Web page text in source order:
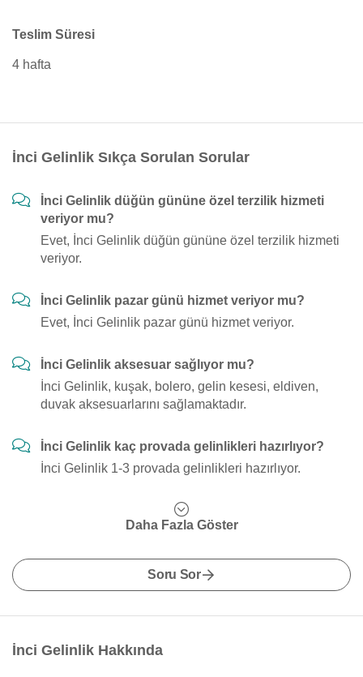
Teslim Süresi
4 hafta
İnci Gelinlik Sıkça Sorulan Sorular
İnci Gelinlik düğün gününe özel terzilik hizmeti
veriyor mu?
Evet, İnci Gelinlik düğün gününe özel terzilik hizmeti
veriyor.
İnci Gelinlik pazar günü hizmet veriyor mu?
Evet, İnci Gelinlik pazar günü hizmet veriyor.
İnci Gelinlik aksesuar sağlıyor mu?
İnci Gelinlik, kuşak, bolero, gelin kesesi, eldiven,
duvak aksesuarlarını sağlamaktadır.
İnci Gelinlik kaç provada gelinlikleri hazırlıyor?
İnci Gelinlik 1-3 provada gelinlikleri hazırlıyor.
Daha Fazla Göster
Soru Sor
İnci Gelinlik Hakkında